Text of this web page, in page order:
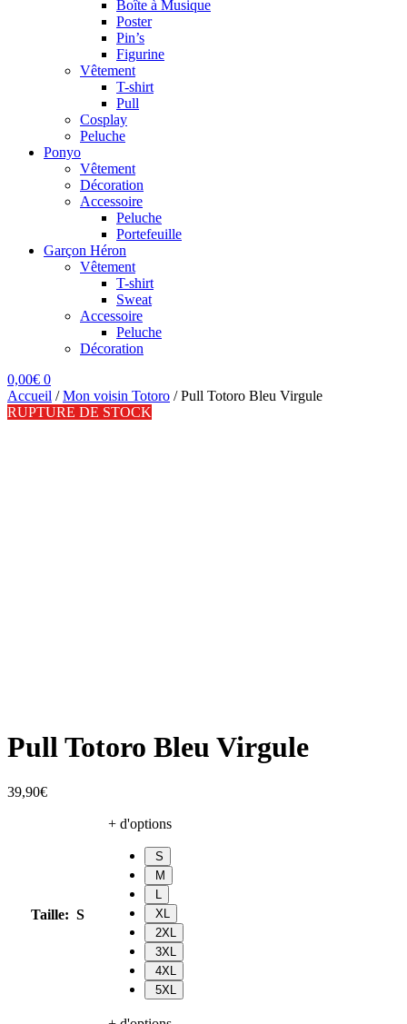
Boîte à Musique
Poster
Pin’s
Figurine
Vêtement
T-shirt
Pull
Cosplay
Peluche
Ponyo
Vêtement
Décoration
Accessoire
Peluche
Portefeuille
Garçon Héron
Vêtement
T-shirt
Sweat
Accessoire
Peluche
Décoration
0,00€ 0
Accueil /Mon voisin Totoro /Pull Totoro Bleu Virgule
RUPTURE DE STOCK
Pull Totoro Bleu Virgule
39,90€
Taille: S
+ d'options
S
M
XL
2XL
3XL
4XL
5XL